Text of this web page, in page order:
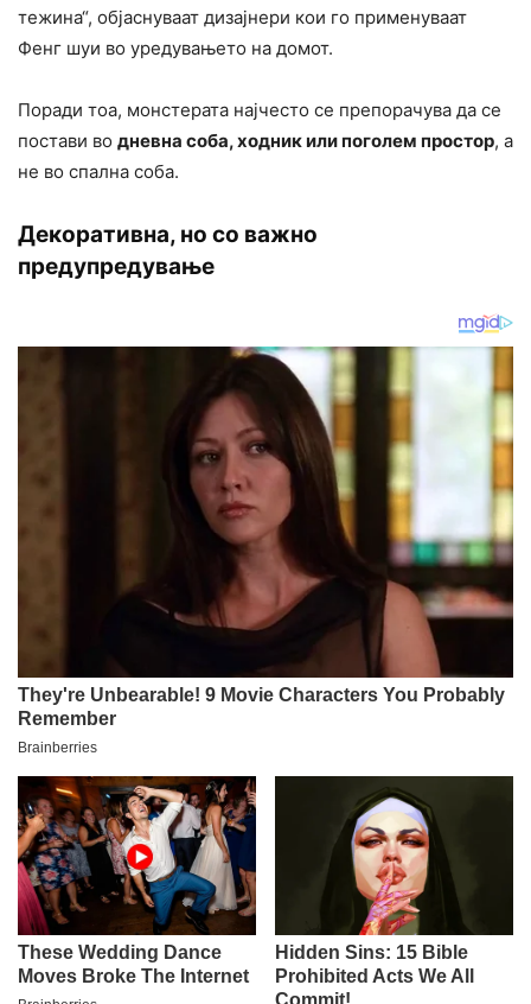
тежина“, објаснуваат дизајнери кои го применуваат
Фенг шуи во уредувањето на домот.
Поради тоа, монстерата најчесто се препорачува да се
постави во дневна соба, ходник или поголем простор, а
не во спална соба.
Декоративна, но со важно
предупредување